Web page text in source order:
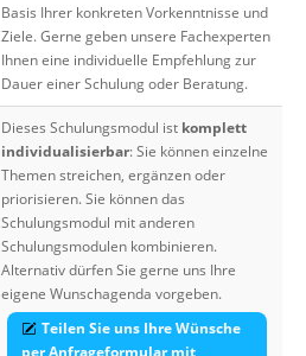
Basis Ihrer konkreten Vorkenntnisse und
Ziele. Gerne geben unsere Fachexperten
Ihnen eine individuelle Empfehlung zur
Dauer einer Schulung oder Beratung.
Dieses Schulungsmodul ist komplett
individualisierbar: Sie können einzelne
Themen streichen, ergänzen oder
priorisieren. Sie können das
Schulungsmodul mit anderen
Schulungsmodulen kombinieren.
Alternativ dürfen Sie gerne uns Ihre
eigene Wunschagenda vorgeben.
Teilen Sie uns Ihre Wünsche
per Anfrageformular mit